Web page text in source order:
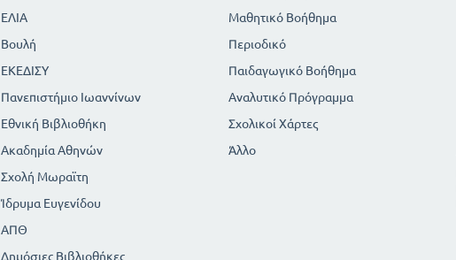
ΕΛΙΑ
Βουλή
ΕΚΕΔΙΣΥ
Πανεπιστήμιο Ιωαννίνων
Εθνική Βιβλιοθήκη
Ακαδημία Αθηνών
Σχολή Μωραϊτη
Ίδρυμα Ευγενίδου
ΑΠΘ
Δημόσιες Βιβλιοθήκες
Μαθητικό Βοήθημα
Περιοδικό
Παιδαγωγικό Βοήθημα
Αναλυτικό Πρόγραμμα
Σχολικοί Χάρτες
Άλλο